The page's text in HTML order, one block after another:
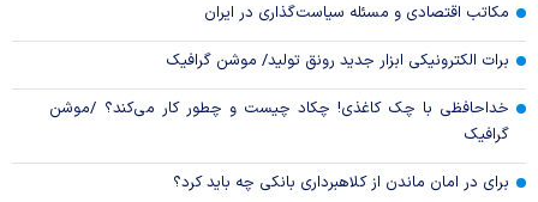
مکاتب اقتصادی و مسئله سیاست‌گذاری در ایران
برات الکترونیکی ابزار جدید رونق تولید/ موشن گرافیک
خداحافظی با چک کاغذی! چکاد چیست و چطور کار می‌کند؟ /موشن
گرافیک
برای در امان ماندن از کلاهبرداری بانکی چه باید کرد؟